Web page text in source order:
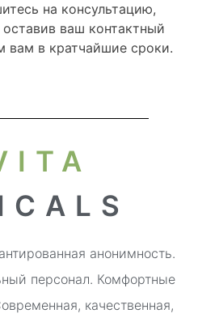
на консультацию,
ваш контактный
в кратчайшие сроки.
анонимность.
персонал. Комфортные
качественная,